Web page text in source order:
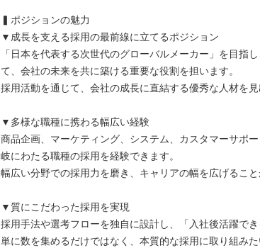
▍ポジションの魅力
▼成長を支える採用の最前線に立てるポジション
「日本を代表する次世代のグローバルメーカー」を目指
て、会社の未来を共に築ける重要な役割を担います。
採用活動を通じて、会社の成長に直結する優秀な人材を見
▼多様な職種に携わる幅広い経験
商品企画、マーケティング、システム、カスタマーサポ
岐にわたる職種の採用を経験できます。
幅広い分野での採用力を磨き、キャリアの幅を広げること
▼質にこだわった採用を実現
採用手法や選考フローを独自に設計し、「入社後活躍でき
単に数を集めるだけではなく、本質的な採用に取り組みた